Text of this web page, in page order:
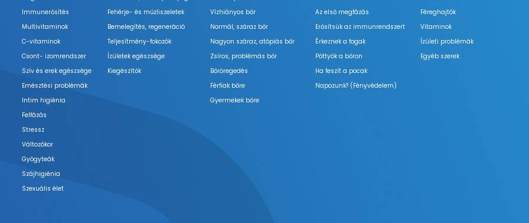
Immunerősítés
Multivitaminok
C-vitaminok
Csont- izomrendszer
Szív és erek egészsége
Emésztési problémák
Intim higiénia
Felfázás
Stressz
Változókor
Gyógyteák
Szájhigiénia
Szexuális élet
Fehérje- és műzliszeletek
Bemelegítés, regeneráció
Teljesítmény-fokozók
Ízületek egészsége
Kiegészítők
Vízhiányos bőr
Normál, száraz bőr
Nagyon száraz, atópiás bőr
Zsíros, problémás bőr
Bőröregedés
Férfiak bőre
Gyermekek bőre
Az első megfázás
Erősítsük az immunrendszert
Érkeznek a fogak
Pöttyök a bőron
Ha feszít a pocak
Napozunk? (Fényvédelem)
Féreghajtók
Vitaminok
Ízületi problémák
Egyéb szerek